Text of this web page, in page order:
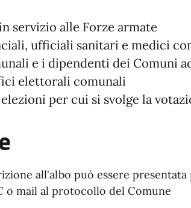
servizio alle Forze armate
ufficiali sanitari e medici
e i dipendenti dei Comuni
elettorali comunali
per cui si svolge la
all'albo può essere
o mail al protocollo del Comune